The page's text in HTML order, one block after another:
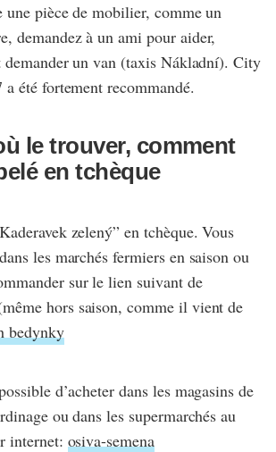
une pièce de mobilier, comme un
demandez à un ami pour aider,
demander un van (taxis Nákladní). City
été fortement recommandé.
le trouver, comment
en tchèque
zelený” en tchèque. Vous
les marchés fermiers en saison ou
sur le lien suivant de
hors saison, comme il vient de
bedynky
d’acheter dans les magasins de
ou dans les supermarchés au
internet: osiva-semena